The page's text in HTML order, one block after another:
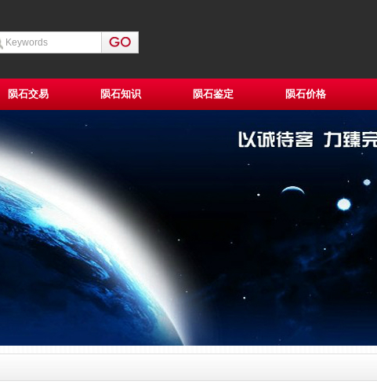
陨石交易 陨石知识 陨石鉴定 陨石价格